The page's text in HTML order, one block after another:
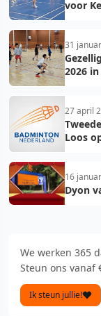
voor
31
2026
27 april
Loos
16
Dyon
We werken 365
Steun ons vanaf
Ik steun jullie!